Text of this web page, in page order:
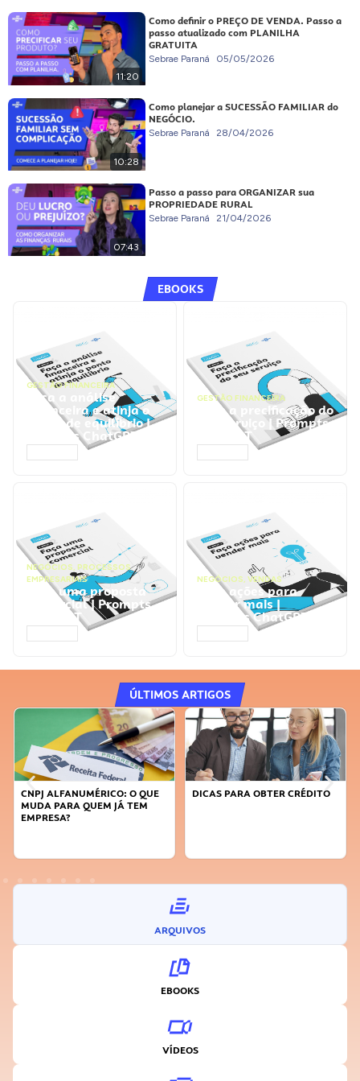
11:20
Como definir o PREÇO DE VENDA. Passo a
passo atualizado com PLANILHA
GRATUITA
Sebrae Paraná 05/05/2026
10:28
Como planejar a SUCESSÃO FAMILIAR do
NEGÓCIO.
Sebrae Paraná 28/04/2026
07:43
Passo a passo para ORGANIZAR sua
PROPRIEDADE RURAL
Sebrae Paraná 21/04/2026
EBOOKS
GESTÃO FINANCEIRA
Faça a análise
financeira e atinja o
ponto de equilíbrio |
Prompts ChatGPT
GESTÃO FINANCEIRA
Faça a precificação do
seu serviço | Prompts
ChatGPT
NEGÓCIOS, PROCESSOS
EMPRESARIAIS
Faça uma proposta
comercial | Prompts
ChatGPT
NEGÓCIOS, VENDAS
Faça ações para
vender mais |
Prompts ChatGPT
ÚLTIMOS ARTIGOS
CNPJ ALFANUMÉRICO: O QUE
MUDA PARA QUEM JÁ TEM
EMPRESA?
DICAS PARA OBTER CRÉDITO
ARQUIVOS
EBOOKS
VÍDEOS